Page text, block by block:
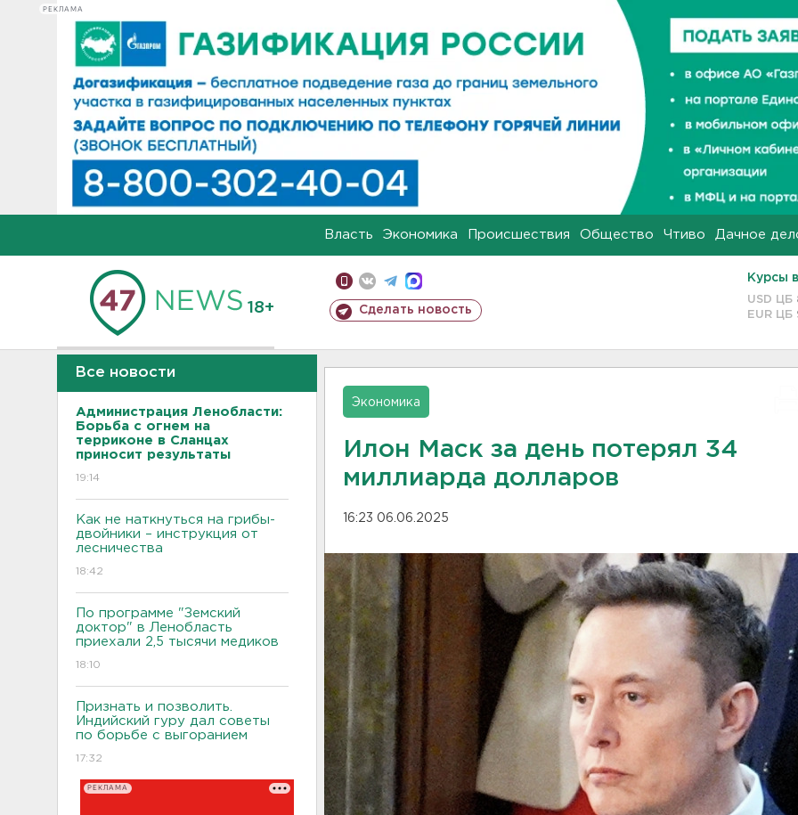
РЕКЛАМА
Власть Экономика Происшествия Общество Чтиво Дачное
18+ Сделать новость
Курсы
USD ЦБ
EUR ЦБ
Все новости
Администрация Ленобласти:
Борьба с огнем на
терриконе в Сланцах
приносит результаты
19:14
Как не наткнуться на грибы-
двойники – инструкция от
лесничества
18:42
По программе "Земский
доктор" в Ленобласть
приехали 2,5 тысячи медиков
18:10
Признать и позволить.
Индийский гуру дал советы
по борьбе с выгоранием
17:32
РЕКЛАМА
Экономика
Илон Маск за день потерял 34
миллиарда долларов
16:23 06.06.2025